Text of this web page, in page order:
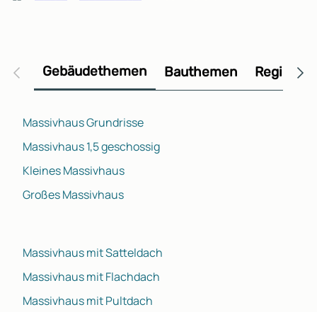
Gebäudethemen Bauthemen
Massivhaus Grundrisse
Massivhaus 1,5 geschossig
Kleines Massivhaus
Großes Massivhaus
Massivhaus mit Satteldach
Massivhaus mit Flachdach
Massivhaus mit Pultdach